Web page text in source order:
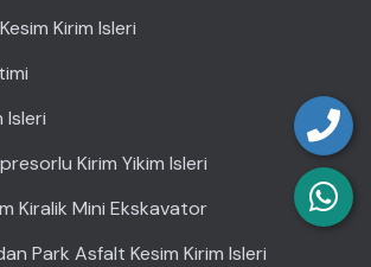
Kirim Isleri
Isleri
Kirim Yikim Isleri
Kiralik Mini Ekskavator
Park Asfalt Kesim Kirim Isleri